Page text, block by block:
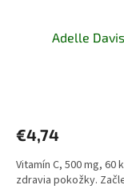
Adelle
€4,74
Vitamín C, 500 mg,
zdravia pokožky.